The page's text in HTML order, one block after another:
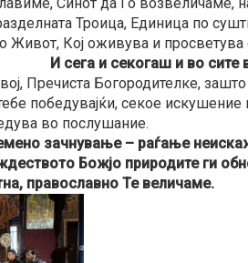
Троица, Единица по
Живот, Кој оживува и просветува
И сега и секогаш и во сите
Пречиста Богородителке,
победувајќи, секое
во послушание.
зачнување – раѓање
Божјо природите ги
православно Те величаме.